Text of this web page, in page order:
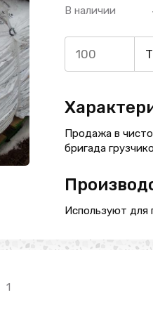
В наличии
Продажа в
бригада
Используют для
1